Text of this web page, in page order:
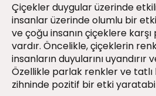
Çiçekler duygular üzerinde
insanlar üzerinde olumlu bir
ve çoğu insanın çiçeklere
vardır. Öncelikle, çiçeklerin
insanların duyularını uyandırır
Özellikle parlak renkler ve tatlı
zihninde pozitif bir etki